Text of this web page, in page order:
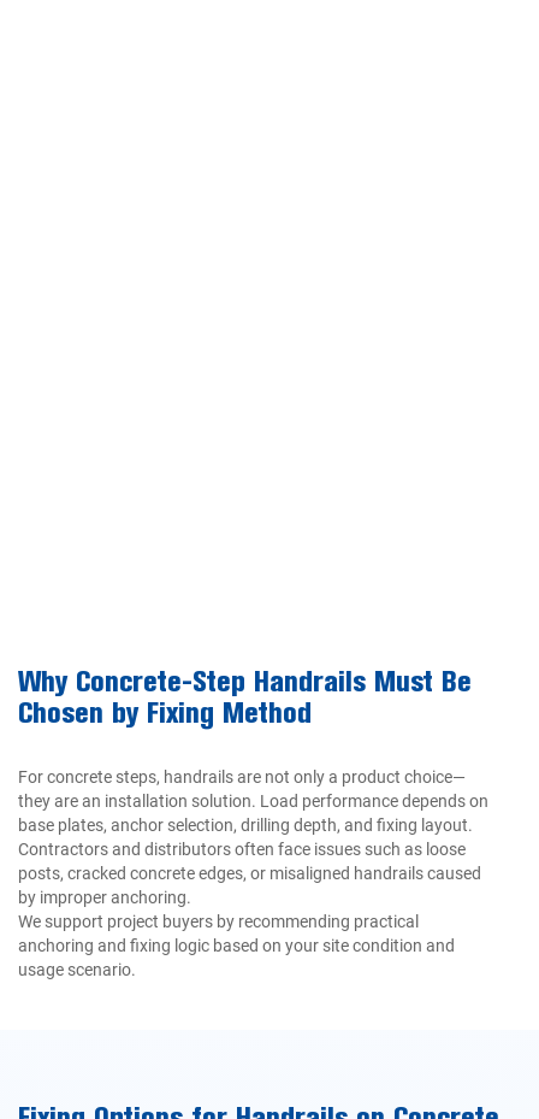
Why Concrete-Step Handrails Must Be
Chosen by Fixing Method
For concrete steps, handrails are not only a product choice—
they are an installation solution. Load performance depends on
base plates, anchor selection, drilling depth, and fixing layout.
Contractors and distributors often face issues such as loose
posts, cracked concrete edges, or misaligned handrails caused
by improper anchoring.
We support project buyers by recommending practical
anchoring and fixing logic based on your site condition and
usage scenario.